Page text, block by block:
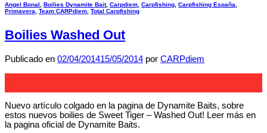
Angel Bonal Boilies Dynamite Bait, Carpdiem Carpfishing Carpfishing España
Primavera
Team CARPdiem Total Carpfishing
Boilies Washed Out
Publicado en 02/04/201415/05/2014 por CARPdiem
Nuevo artículo colgado en la pagina de Dynamite Baits, sobre
estos nuevos boilies de Sweet Tiger – Washed Out! Leer más en
la pagina oficial de Dynamite Baits.